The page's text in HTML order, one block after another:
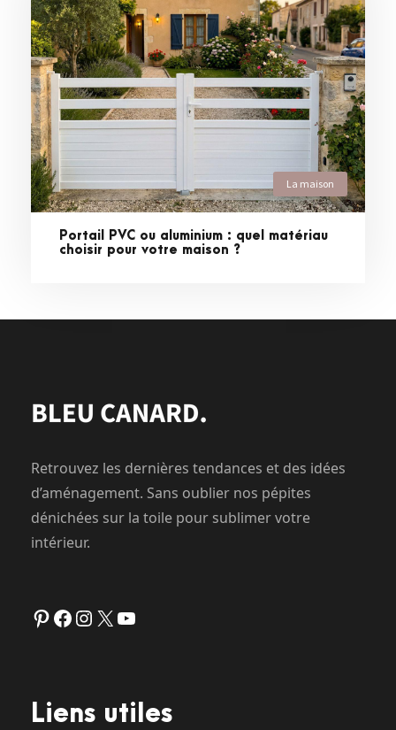
La maison
Portail PVC ou aluminium : quel matériau
choisir pour votre maison ?
Retrouvez les dernières tendances et des idées
d’aménagement. Sans oublier nos pépites
dénichées sur la toile pour sublimer votre
intérieur.
Pinterest Facebook Instagram X YouTube
Liens utiles